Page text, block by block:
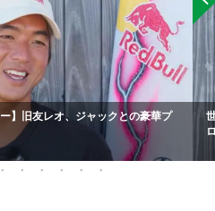
】旧友レオ、ジャックとの豪華プ